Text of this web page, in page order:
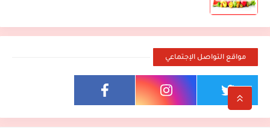
مواقع التواصل الإجتماعي